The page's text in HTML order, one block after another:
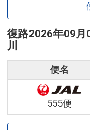
復路2026年09月
川
便名
555便